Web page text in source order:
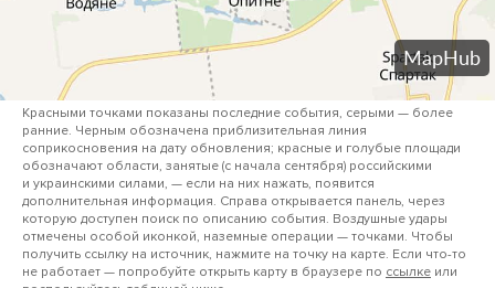
Красными точками показаны последние события, серыми — более
ранние. Черным обозначена приблизительная линия
соприкосновения на дату обновления; красные и голубые площади
обозначают области, занятые (с начала сентября) российскими
и украинскими силами, — если на них нажать, появится
дополнительная информация. Справа открывается панель, через
которую доступен поиск по описанию события. Воздушные удары
отмечены особой иконкой, наземные операции — точками. Чтобы
получить ссылку на источник, нажмите на точку на карте. Если что-то
не работает — попробуйте открыть карту в браузере по ссылке или